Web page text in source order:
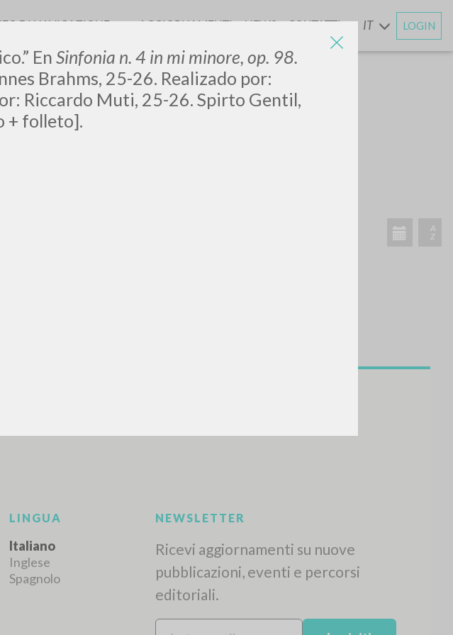
EnSinfonia n. 4 in mi minore, op. 98.
Brahms, 25-26. Realizado por:
Riccardo Muti, 25-26. Spirto Gentil,
+ folleto].
DI NAVIGAZIONE AGGIORNAMENTIENEWS CONTATTI IT LOGIN
tipologia
LINGUA NEWSLETTER
Ricevi aggiornamenti su nuove